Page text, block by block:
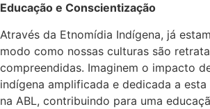
Educação e Conscientização
Através da Etnomídia Indígena, já
modo como nossas culturas são
compreendidas. Imaginem o impacto
indígena amplificada e dedicada a
na ABL, contribuindo para uma